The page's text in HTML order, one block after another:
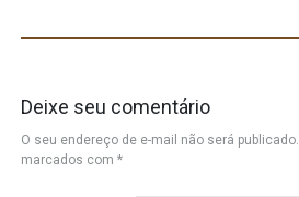
Deixe seu comentário
O seu endereço de e-mail não será publicado.
marcados com *